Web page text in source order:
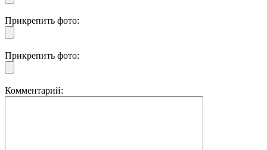
Прикрепить фото:
Прикрепить фото:
Комментарий: